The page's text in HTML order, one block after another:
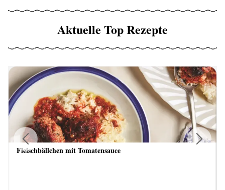
Aktuelle Top Rezepte
Fleischbällchen mit Tomatensauce
Previous